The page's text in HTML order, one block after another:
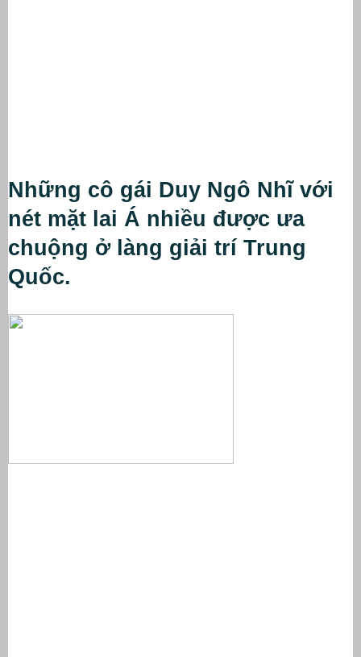
Những cô gái Duy Ngô Nhĩ với
nét mặt lai Á nhiều được ưa
chuộng ở làng giải trí Trung
Quốc.